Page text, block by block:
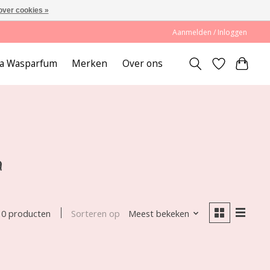
Aanmelden / Inloggen
Wasparfum Merken Over ons
0 producten Sorteren op Meest bekeken
cookies »